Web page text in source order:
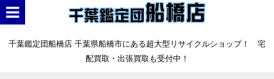
千葉鑑定団船橋店 千葉県船橋市にある超大型リサイクルショップ！ 宅
配買取・出張買取も受付中！